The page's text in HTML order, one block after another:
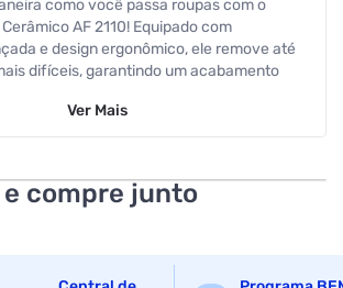
como você passa roupas com o
AF 2110! Equipado com
e design ergonômico, ele remove até
difíceis, garantindo um acabamento
Ver Mais
compre junto